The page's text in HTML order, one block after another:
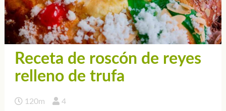
Receta de roscón de reyes
relleno de trufa
120m 4